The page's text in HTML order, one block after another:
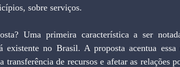
sobre serviços.
Uma primeira característica a ser
existente no Brasil. A proposta acentua
de recursos e afetar as relações